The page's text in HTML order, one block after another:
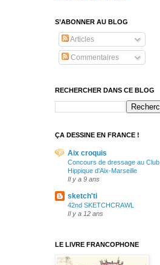
S’ABONNER AU BLOG
Articles
Commentaires
RECHERCHER DANS CE BLOG
ÇA DESSINE EN FRANCE !
Aix croquis
Concours de dressage au Club
Hippique d'Aix-Marseille
Il y a 9 ans
sketch'ti
42nd SKETCHCRAWL
Il y a 12 ans
LE LIVRE FRANCOPHONE